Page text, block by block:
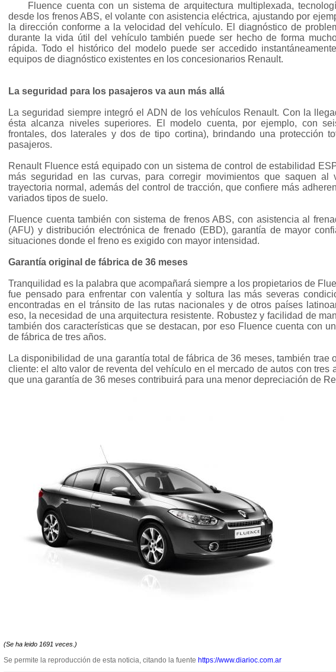
Fluence cuenta con un sistema de arquitectura multiplexada,
desde los frenos ABS, el volante con asistencia eléctrica, ajustando por
la dirección conforme a la velocidad del vehículo. El diagnóstico de
durante la vida útil del vehículo también puede ser hecho de forma
rápida. Todo el histórico del modelo puede ser accedido
equipos de diagnóstico existentes en los concesionarios Renault.
La seguridad para los pasajeros va aun más allá
La seguridad siempre integró el ADN de los vehículos Renault. Con la
ésta alcanza niveles superiores. El modelo cuenta, por ejemplo, con
frontales, dos laterales y dos de tipo cortina), brindando una protección
pasajeros.
Renault Fluence está equipado con un sistema de control de estabilidad
más seguridad en las curvas, para corregir movimientos que saquen al
trayectoria normal, además del control de tracción, que confiere más
variados tipos de suelo.
Fluence cuenta también con sistema de frenos ABS, con asistencia al
(AFU) y distribución electrónica de frenado (EBD), garantía de mayor
situaciones donde el freno es exigido con mayor intensidad.
Garantía original de fábrica de 36 meses
Tranquilidad es la palabra que acompañará siempre a los propietarios de
fue pensado para enfrentar con valentía y soltura las más severas
encontradas en el tránsito de las rutas nacionales y de otros países
eso, la necesidad de una arquitectura resistente. Robustez y facilidad de
también dos características que se destacan, por eso Fluence cuenta con
de fábrica de tres años.
La disponibilidad de una garantía total de fábrica de 36 meses, también trae
cliente: el alto valor de reventa del vehículo en el mercado de autos con tres
que una garantía de 36 meses contribuirá para una menor depreciación de
(Se ha leido 1691 veces.)
Se permite la reproducción de esta noticia, citando la fuente https://www.diarioc.com.ar